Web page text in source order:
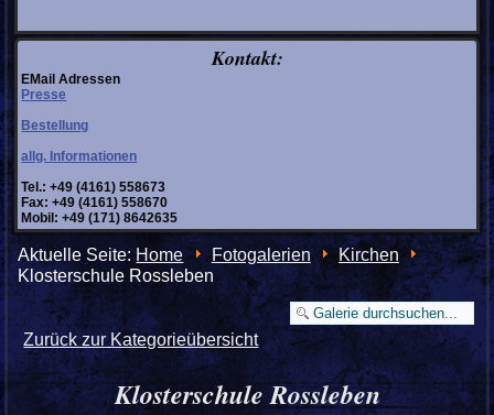
Kontakt:
EMail Adressen
Presse
Bestellung
allg. Informationen
Tel.: +49 (4161) 558673
Fax: +49 (4161) 558670
Mobil: +49 (171) 8642635
Aktuelle Seite:Home Fotogalerien
Kirchen
Klosterschule Rossleben
Zurück zur Kategorieübersicht
Klosterschule Rossleben